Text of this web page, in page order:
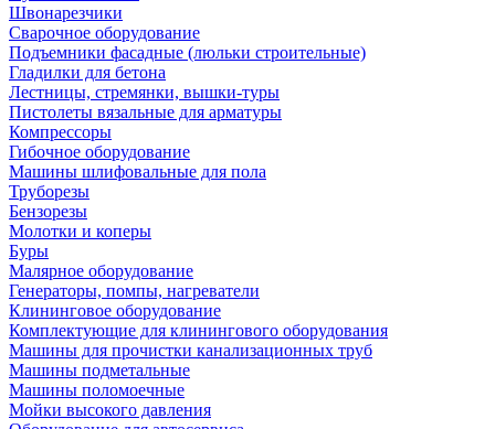
Швонарезчики
Сварочное оборудование
Подъемники фасадные (люльки строительные)
Гладилки для бетона
Лестницы, стремянки, вышки-туры
Пистолеты вязальные для арматуры
Компрессоры
Гибочное оборудование
Машины шлифовальные для пола
Труборезы
Бензорезы
Молотки и коперы
Буры
Малярное оборудование
Генераторы, помпы, нагреватели
Клининговое оборудование
Комплектующие для клинингового оборудования
Машины для прочистки канализационных труб
Машины подметальные
Машины поломоечные
Мойки высокого давления